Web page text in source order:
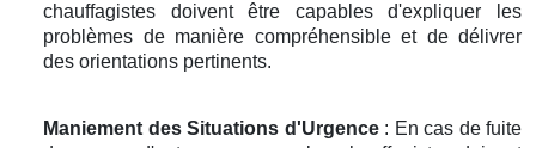
chauffagistes doivent être capables d'expliquer les
problèmes de manière compréhensible et de délivrer
des orientations pertinents.
Maniement des Situations d'Urgence: En cas de fuite